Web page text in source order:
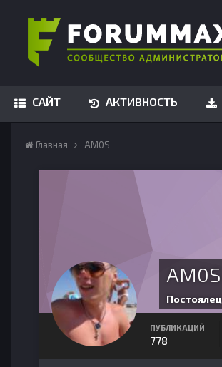
САЙТ АКТИВНОСТЬ
Главная AM0S
AM0S
Постоялец
ПУБЛИКАЦИЙ
778